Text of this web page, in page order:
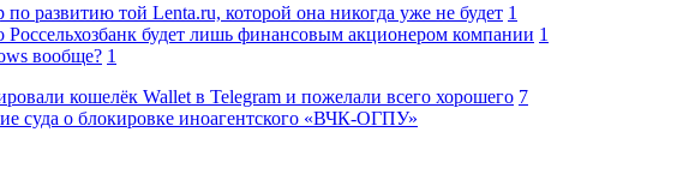
развитию той Lenta.ru, которой она никогда уже не будет 1
будет лишь финансовым акционером компании 1
вообще? 1
кошелёк Wallet в Telegram и пожелали всего хорошего 7
суда о блокировке иноагентского «ВЧК-ОГПУ»